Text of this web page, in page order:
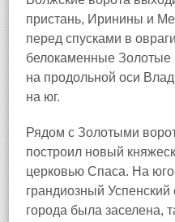
пристань, Иринины и
перед спусками в
белокаменные Золотые
на продольной оси
на юг.
Рядом с Золотыми
построил новый
церковью Спаса. На
грандиозный
города была заселена,